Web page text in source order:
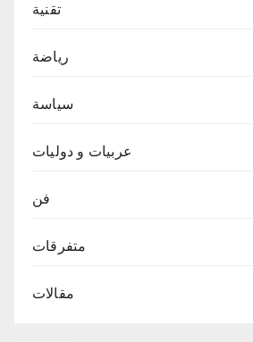
تقنية
رياضة
سياسة
عربيات و دوليات
فن
متفرقات
مقالات